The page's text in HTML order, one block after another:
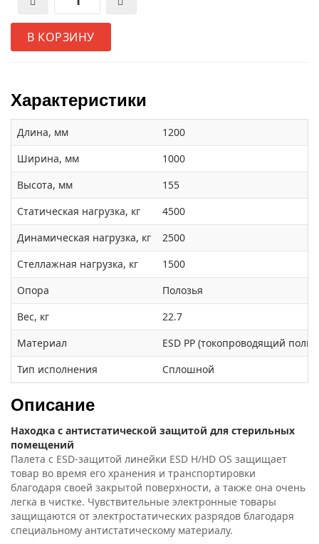
В КОРЗИНУ
Характеристики
Длина, мм
1200
Ширина, мм
1000
Высота, мм
155
Статическая нагрузка, кг
4500
Динамическая нагрузка, кг
2500
Стеллажная нагрузка, кг
1500
Опора
Полозья
Вес, кг
22.7
Материал
ESD PP (токопроводящий
Тип исполнения
Сплошной
Описание
Находка с антистатической защитой для стерильных
помещений
Палета с ESD-защитой линейки ESD H/HD OS защищает
товар во время его хранения и транспортировки
благодаря своей закрытой поверхности, а также она очень
легка в чистке. Чувствительные электронные товары
защищаются от электростатических разрядов благодаря
специальному антистатическому материалу.